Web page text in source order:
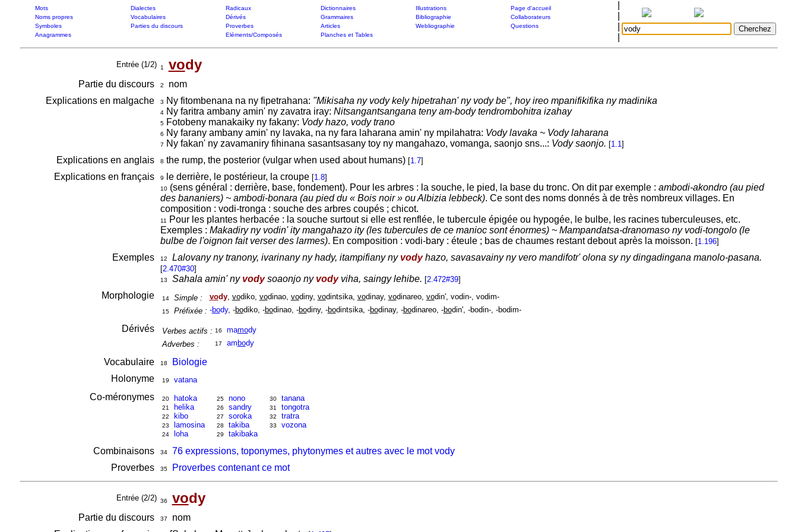
Mots Dialectes Radicaux Dictionnaires Illustrations
Page d'accueil
Noms propres
Vocabulaires Dérivés Grammaires Bibliographie
Collaborateurs
Symboles
Parties du discours Proverbes Articles Webliographie
Questions
Anagrammes
Eléments/Composés Planches et Tables
Entrée (1/2) 1 vody
Partie du discours 2
nom
Explications en malgache
3 Ny fitombenana na ny fipetrahana: "Mikisaha ny vody kely hipetrahan' ny vody be", hoy ireo mpanifikifika ny madinika
4Ny faritra ambany amin' ny zavatra iray: Nitsangantsangana teny am-body tendrombohitra izahay
5Fotobeny manakaiky ny fakany: Vody hazo, vody trano
6 Ny farany ambany amin' ny lavaka, na ny fara laharana amin' ny mpilahatra: Vody lavaka ~ Vody laharana
7 Ny fakan' ny zavamaniry fihinana sasantsasany toy ny mangahazo, vomanga, saonjo sns...: Vody saonjo. [1.1]
Explications en anglais 8 the rump, the posterior (vulgar when used about humans) [1.7]
Explications en français 9 le derrière, le postérieur, la croupe [1.8]
10(sens général : derrière, base, fondement). Pour les arbres : la souche, le pied, la base du tronc. On dit par exemple : ambodi-akondro (au pied
des bananiers) ~ ambodi-bonara (au pied du « Bois noir » ou Albizia lebbeck). Ce sont des noms donnés à de très nombreux villages. En
composition : vodi-tronga : souche des arbres coupés ; chicot.
11
Pour les plantes herbacée : la souche surtout si elle est renflée, le tubercule épigée ou hypogée, le bulbe, les racines tuberculeuses, etc.
Exemples : Makadiry ny vodin' ity mangahazo ity (les tubercules de ce manioc sont énormes) ~ Mampandatsa-dranomaso ny vodi-tongolo (le
bulbe de l'oignon fait verser des larmes). En composition : vodi-bary : éteule ; bas de chaumes restant debout après la moisson. [1.196]
Exemples 12 Lalovany ny tranony, ivarinany ny hady, itampifiany ny vodyhazo, savasavainy ny vero mandifotr' olona sy ny dingadingana manolo-pasana.
[2.470#30]
13 Sahala amin' ny vodysoaonjo ny vodyviha, saingy lehibe. [2.472#39]
Morphologie 14 Simple : vody, vodiko, vodinao, vodiny, vodintsika, vodinay, vodinareo, vodin', vodin-, vodim-
15 Préfixée : -body, -bodiko, -bodinao, -bodiny, -bodintsika, -bodinay, -bodinareo, -bodin', -bodin-, -bodim-
Dérivés Verbes actifs : 16 mamody
Adverbes :
17 am body
Vocabulaire 18
Biologie
Holonyme
19 vatana
Co-méronymes 20 hatoka
21 helika
22 kibo
23 lamosina
24 loha
25 nono
26 sandry
27 soroka
28 takiba
29 takibaka
30 tanana
31 tongotra
32 tratra
33 vozona
Combinaisons 34
76 expressions, toponymes, phytonymes et autres avec le mot vody
Proverbes
35 Proverbes contenant ce mot
Entrée (2/2) 36 vody
Partie du discours 37
nom